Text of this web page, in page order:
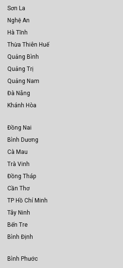
Sơn La
Nghệ An
Hà Tĩnh
Thừa Thiên Huế
Quảng Bình
Quảng Trị
Quảng Nam
Đà Nẵng
Khánh Hòa
Đồng Nai
Bình Dương
Cà Mau
Trà Vinh
Đồng Tháp
Cần Thơ
TP Hồ Chí Minh
Tây Ninh
Bến Tre
Bình Định
Bình Phước